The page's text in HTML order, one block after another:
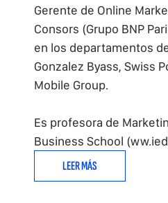
Gerente de Online
Consors (Grupo BNP
en los departamentos
Gonzalez Byass, Swiss
Mobile Group.
Es profesora de
Business School
LEER MÁS